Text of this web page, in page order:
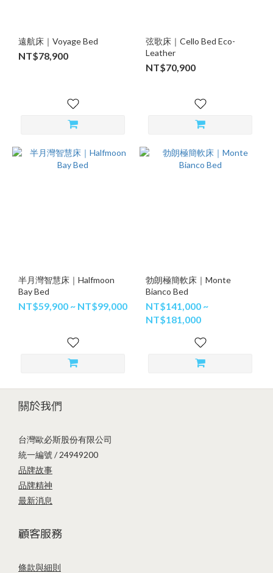
遠航床｜Voyage Bed
NT$78,900
弦歌床｜Cello Bed Eco-
Leather
NT$70,900
半月灣智慧床｜Halfmoon
Bay Bed
NT$59,900 ~ NT$99,000
勃朗極簡軟床｜Monte
Bianco Bed
NT$141,000 ~
NT$181,000
關於我們
台灣歐必斯股份有限公司
統一編號 / 24949200
品牌故事
品牌精神
最新消息
顧客服務
條款與細則